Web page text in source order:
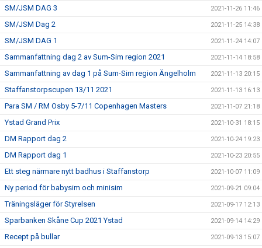
SM/JSM DAG 3 2021-11-26 11:46
SM/JSM Dag 2 2021-11-25 14:38
SM/JSM DAG 1 2021-11-24 14:07
Sammanfattning dag 2 av Sum-Sim region 2021 2021-11-14 18:58
Sammanfattning av dag 1 på Sum-Sim region Ängelholm 2021-11-13 20:15
Staffanstorpscupen 13/11 2021 2021-11-13 16:13
Para SM / RM Osby 5-7/11 Copenhagen Masters 2021-11-07 21:18
Ystad Grand Prix 2021-10-31 18:15
DM Rapport dag 2 2021-10-24 19:23
DM Rapport dag 1 2021-10-23 20:55
Ett steg närmare nytt badhus i Staffanstorp 2021-10-07 11:09
Ny period för babysim och minisim 2021-09-21 09:04
Träningsläger för Styrelsen 2021-09-17 12:13
Sparbanken Skåne Cup 2021 Ystad 2021-09-14 14:29
Recept på bullar 2021-09-13 15:07